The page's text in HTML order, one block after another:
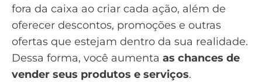
fora da caixa ao criar cada ação, além de
oferecer descontos, promoções e outras
ofertas que estejam dentro da sua realidade.
Dessa forma, você aumenta as chances de
vender seus produtos e serviços.